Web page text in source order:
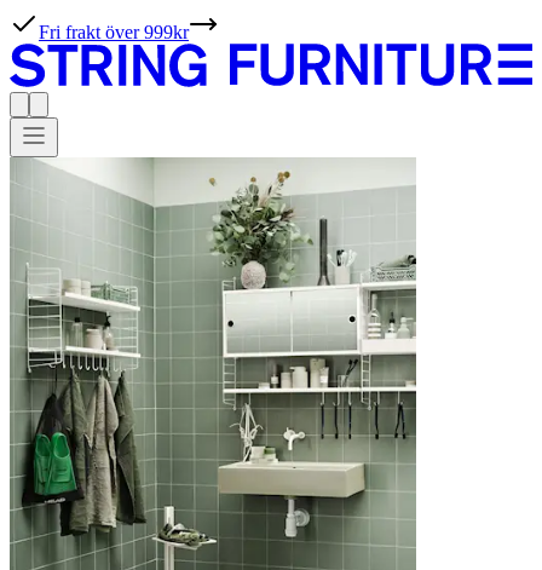
Fri frakt över 999kr